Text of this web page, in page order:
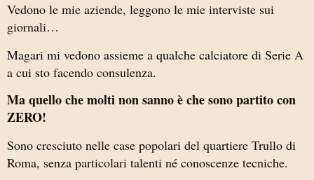
Vedono le mie aziende, leggono le mie interviste sui
giornali…
Magari mi vedono assieme a qualche calciatore di Serie A
a cui sto facendo consulenza.
Ma quello che molti non sanno è che sono partito con
ZERO!
Sono cresciuto nelle case popolari del quartiere Trullo di
Roma, senza particolari talenti né conoscenze tecniche.